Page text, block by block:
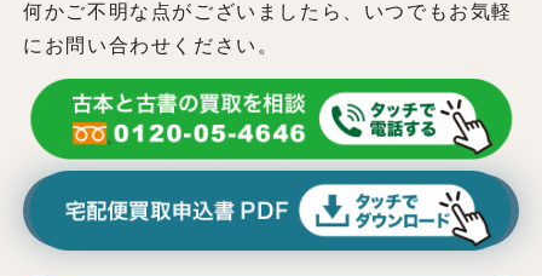
何かご不明な点がございましたら、いつでもお気軽
にお問い合わせください。